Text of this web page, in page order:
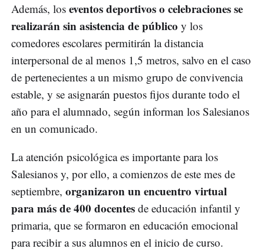
Además, los eventos deportivos o celebraciones se
realizarán sin asistencia de público y los
comedores escolares permitirán la distancia
interpersonal de al menos 1,5 metros, salvo en el caso
de pertenecientes a un mismo grupo de convivencia
estable, y se asignarán puestos fijos durante todo el
año para el alumnado, según informan los Salesianos
en un comunicado.
La atención psicológica es importante para los
Salesianos y, por ello, a comienzos de este mes de
septiembre, organizaron un encuentro virtual
para más de 400 docentes de educación infantil y
primaria, que se formaron en educación emocional
para recibir a sus alumnos en el inicio de curso.